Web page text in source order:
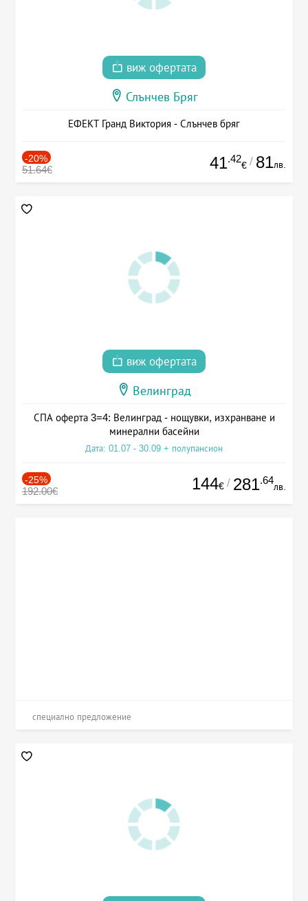
виж офертата
Слънчев Бряг
ЕФЕКТ Гранд Виктория - Слънчев бряг
-20%
51.64€ 41.42
€ / 81лв.
виж офертата
Велинград
СПА оферта 3=4: Велинград - нощувки, изхранване и
минерални басейни
Дата: 01.07 - 30.09 + полупансион
-25%
192.00€ 144€ / 281.64
лв.
специално предложение